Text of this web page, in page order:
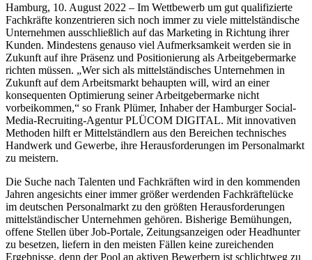
Hamburg, 10. August 2022 – Im Wettbewerb um gut qualifizierte
Fachkräfte konzentrieren sich noch immer zu viele mittelständische
Unternehmen ausschließlich auf das Marketing in Richtung ihrer
Kunden. Mindestens genauso viel Aufmerksamkeit werden sie in
Zukunft auf ihre Präsenz und Positionierung als Arbeitgebermarke
richten müssen. „Wer sich als mittelständisches Unternehmen in
Zukunft auf dem Arbeitsmarkt behaupten will, wird an einer
konsequenten Optimierung seiner Arbeitgebermarke nicht
vorbeikommen,“ so Frank Plümer, Inhaber der Hamburger Social-
Media-Recruiting-Agentur PLÜCOM DIGITAL. Mit innovativen
Methoden hilft er Mittelständlern aus den Bereichen technisches
Handwerk und Gewerbe, ihre Herausforderungen im Personalmarkt
zu meistern.
Die Suche nach Talenten und Fachkräften wird in den kommenden
Jahren angesichts einer immer größer werdenden Fachkräftelücke
im deutschen Personalmarkt zu den größten Herausforderungen
mittelständischer Unternehmen gehören. Bisherige Bemühungen,
offene Stellen über Job-Portale, Zeitungsanzeigen oder Headhunter
zu besetzen, liefern in den meisten Fällen keine zureichenden
Ergebnisse, denn der Pool an aktiven Bewerbern ist schlichtweg zu